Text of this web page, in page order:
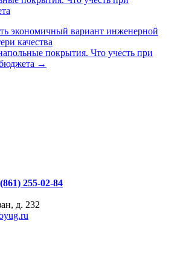
экономичный вариант инженерной
качества
покрытия. Что учесть при
→
255-02-84
д. 232